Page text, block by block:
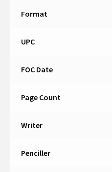
Format
UPC
FOC Date
Page Count
Writer
Penciller